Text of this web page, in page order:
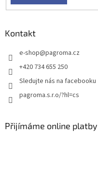
Kontakt
e-shop@pagroma.cz
+420 734 655 250
Sledujte nás na facebooku
pagroma.s.r.o/?hl=cs
Přijímáme online platby